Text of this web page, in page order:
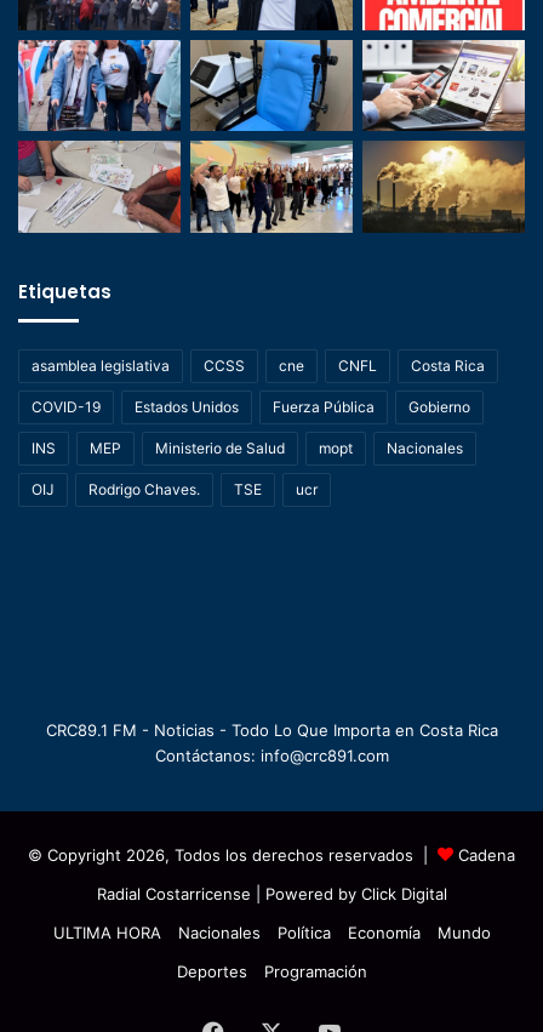
Etiquetas
asamblea legislativa CCSS cne CNFL Costa Rica
COVID-19 Estados Unidos Fuerza Pública Gobierno
INS MEP Ministerio de Salud mopt Nacionales
OIJ Rodrigo Chaves. TSE ucr
CRC89.1 FM - Noticias - Todo Lo Que Importa en Costa Rica
Contáctanos: info@crc891.com
© Copyright 2026, Todos los derechos reservados |
Cadena
Radial Costarricense | Powered by Click Digital
ULTIMA HORA
Nacionales Política Economía
Mundo
Deportes
Programación